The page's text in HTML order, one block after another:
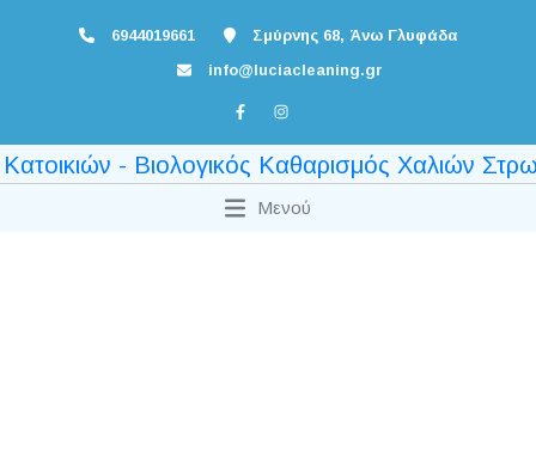
6944019661
Σμύρνης 68, Άνω Γλυφάδα
info@luciacleaning.gr
Μενού